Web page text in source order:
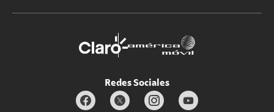
Durabilidad de bienes
Estado de Servicios
Redes Sociales